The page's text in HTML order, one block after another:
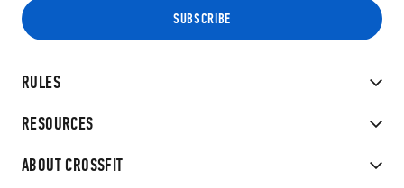
RULES
RESOURCES
ABOUT CROSSFIT